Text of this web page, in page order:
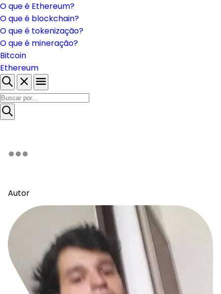
O que é Ethereum?
O que é blockchain?
O que é tokenização?
O que é mineração?
Bitcoin
Ethereum
Autor